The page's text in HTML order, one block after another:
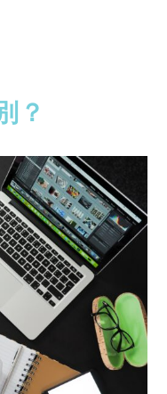
？